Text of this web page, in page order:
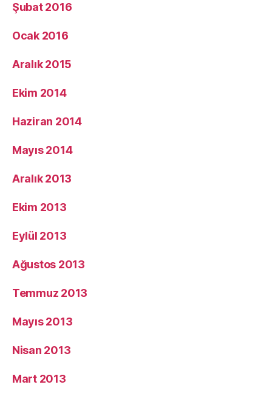
Şubat 2016
Ocak 2016
Aralık 2015
Ekim 2014
Haziran 2014
Mayıs 2014
Aralık 2013
Ekim 2013
Eylül 2013
Ağustos 2013
Temmuz 2013
Mayıs 2013
Nisan 2013
Mart 2013